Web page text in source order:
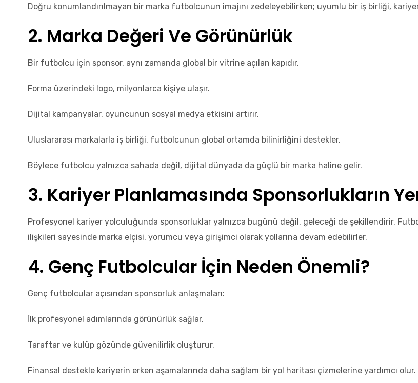
Doğru konumlandırılmayan bir marka futbolcunun imajını zedeleyebilirken; uyumlu bir iş birliği,
2. Marka Değeri Ve Görünürlük
Bir futbolcu için sponsor, aynı zamanda global bir vitrine açılan kapıdır.
Forma üzerindeki logo, milyonlarca kişiye ulaşır.
Dijital kampanyalar, oyuncunun sosyal medya etkisini artırır.
Uluslararası markalarla iş birliği, futbolcunun global ortamda bilinirliğini destekler.
Böylece futbolcu yalnızca sahada değil, dijital dünyada da güçlü bir marka haline gelir.
3. Kariyer Planlamasında Sponsorlukların
Profesyonel kariyer yolculuğunda sponsorluklar yalnızca bugünü değil, geleceği de şekillendirir.
ilişkileri sayesinde marka elçisi, yorumcu veya girişimci olarak yollarına devam edebilirler.
4. Genç Futbolcular İçin Neden Önemli?
Genç futbolcular açısından sponsorluk anlaşmaları:
İlk profesyonel adımlarında görünürlük sağlar.
Taraftar ve kulüp gözünde güvenilirlik oluşturur.
Finansal destekle kariyerin erken aşamalarında daha sağlam bir yol haritası çizmelerine yardımcı olur.